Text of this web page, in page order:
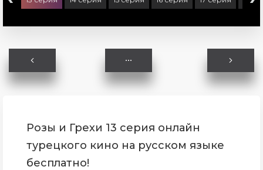
Розы и Грехи 13 серия онлайн
турецкого кино на русском языке
бесплатно!